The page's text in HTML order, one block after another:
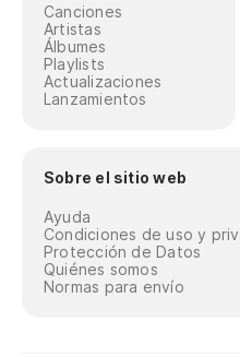
Canciones
Artistas
Álbumes
Playlists
Actualizaciones
Lanzamientos
Sobre el sitio web
Ayuda
Condiciones de uso y
Protección de Datos
Quiénes somos
Normas para envío